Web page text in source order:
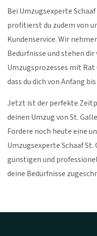
Bei Umzugsexperte
profitierst du zudem von
Kundenservice. Wir
Bedürfnisse und stehen
Umzugsprozesses mit Rat
dass du dich von Anfang
Jetzt ist der perfekte
deinen Umzug von St.
Fordere noch heute eine
Umzugsexperte Schaaf
günstigen und
deine Bedürfnisse